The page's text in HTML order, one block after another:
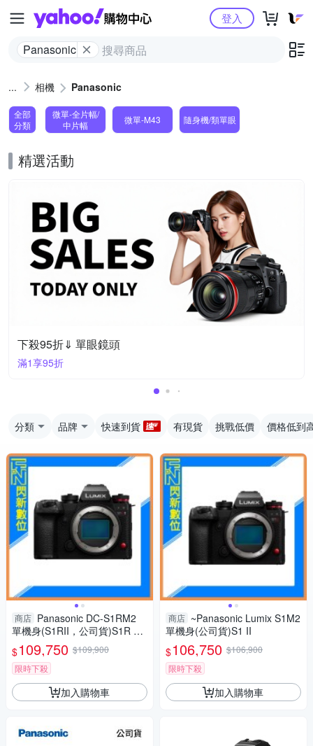
Yahoo購物中心
Panasonic
登入
相機 Panasonic
全部
分類
微單-全片幅/
中片幅
微單-M43 隨身機/類單眼
精選活動
下殺95折⇓ 單眼鏡頭
滿1享95折
分類 品牌 快速到貨 有現貨 挑戰低價 價格低到
商店 Panasonic DC-S1RM2
單機身(S1RII，公司貨)S1R Ma
rk II S1R2
$109,750 $109,900
限時下殺
加入購物車
商店 ~Panasonic Lumix S1M2
單機身(公司貨)S1 II
$106,750 $106,900
限時下殺
加入購物車